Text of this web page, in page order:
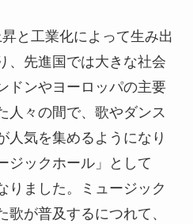
と工業化によって生み出
、先進国では大きな社会
ドンやヨーロッパの主要
人々の間で、歌やダンス
人気を集めるようになり
ジックホール」として
りました。ミュージック
が普及するにつれて、